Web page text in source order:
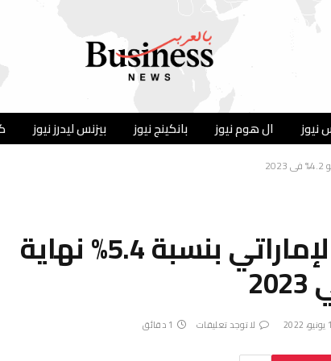
نيوز ال هوم نيوز بانكينج نيوز بيزنس ليدرز نيوز
توقعات بنمو الاقتصاد الإماراتي بنسبة 5.4% نهاية
لا توجد تعليقات 1 دقائق